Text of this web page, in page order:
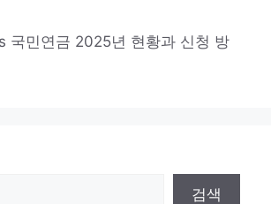
국민연금 2025년 현황과 신청 방
검색